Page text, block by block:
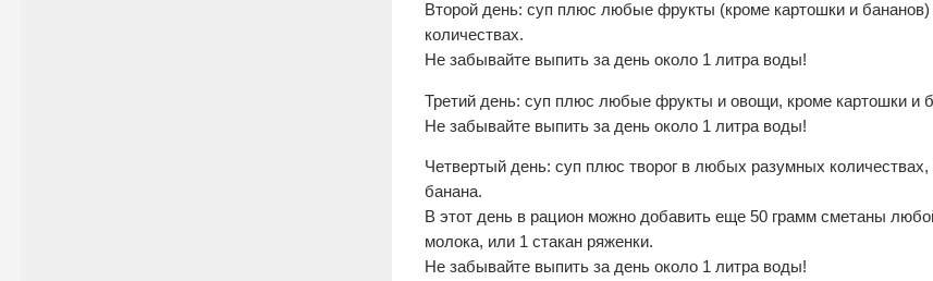
Второй день: суп плюс любые фрукты (кроме картошки и
количествах.
Не забывайте выпить за день около 1 литра воды!
Третий день: суп плюс любые фрукты и овощи, кроме картошки и
Не забывайте выпить за день около 1 литра воды!
Четвертый день: суп плюс творог в любых разумных
банана.
В этот день в рацион можно добавить еще 50 грамм сметаны
молока, или 1 стакан ряженки.
Не забывайте выпить за день около 1 литра воды!